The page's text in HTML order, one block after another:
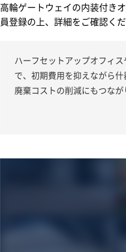
高輪ゲートウェイの内装付き
員登録の上、詳細をご確認くだ
ハーフセットアップオフィ
で、初期費用を抑えながら
廃棄コストの削減にもつなが